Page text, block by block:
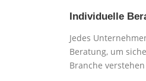
Individuelle
Jedes
Beratung, um
Branche